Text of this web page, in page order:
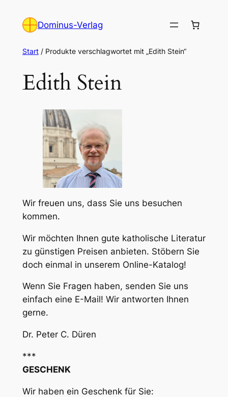
Inhalt
Dominus-Verlag
Start/ Produkte verschlagwortet mit „Edith Stein“
Edith Stein
Wir freuen uns, dass Sie uns besuchen
kommen.
Wir möchten Ihnen gute katholische Literatur
zu günstigen Preisen anbieten. Stöbern Sie
doch einmal in unserem Online-Katalog!
Wenn Sie Fragen haben, senden Sie uns
einfach eine E-Mail! Wir antworten Ihnen
gerne.
Dr. Peter C. Düren
***
GESCHENK
Wir haben ein Geschenk für Sie: